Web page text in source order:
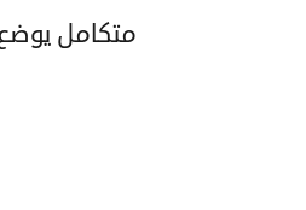
متكامل يوضع